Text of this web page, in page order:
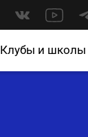
Клубы и школы